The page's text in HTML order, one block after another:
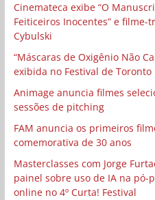
Cinemateca exibe “O
Feiticeiros Inocentes” e
Cybulski
“Máscaras de Oxigênio Não
exibida no Festival de Toronto
Animage anuncia filmes
sessões de pitching
FAM anuncia os primeiros
comemorativa de 30 anos
Masterclasses com Jorge
painel sobre uso de IA na pó-
online no 4º Curta! Festival